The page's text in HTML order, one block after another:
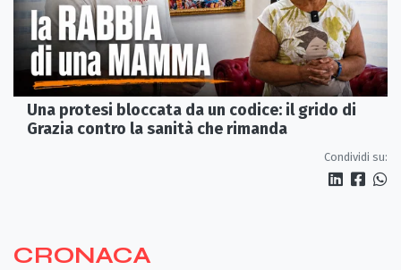
Una protesi bloccata da un codice: il grido di
Grazia contro la sanità che rimanda
Condividi su:
CRONACA